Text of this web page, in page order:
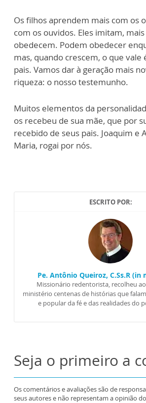
Os filhos aprendem mais com os
com os ouvidos. Eles imitam,
obedecem. Podem obedecer
mas, quando crescem, o que vale
pais. Vamos dar à geração mais
riqueza: o nosso testemunho.
Muitos elementos da
os recebeu de sua mãe, que por
recebido de seus pais. Joaquim e
Maria, rogai por nós.
ESCRITO POR:
Pe. Antônio Queiroz, C.Ss.R (in
Missionário redentorista, recolheu
ministério centenas de histórias que
e popular da fé e das realidades do
Seja o primeiro a
Os comentários e avaliações são de
seus autores e não representam a opinião